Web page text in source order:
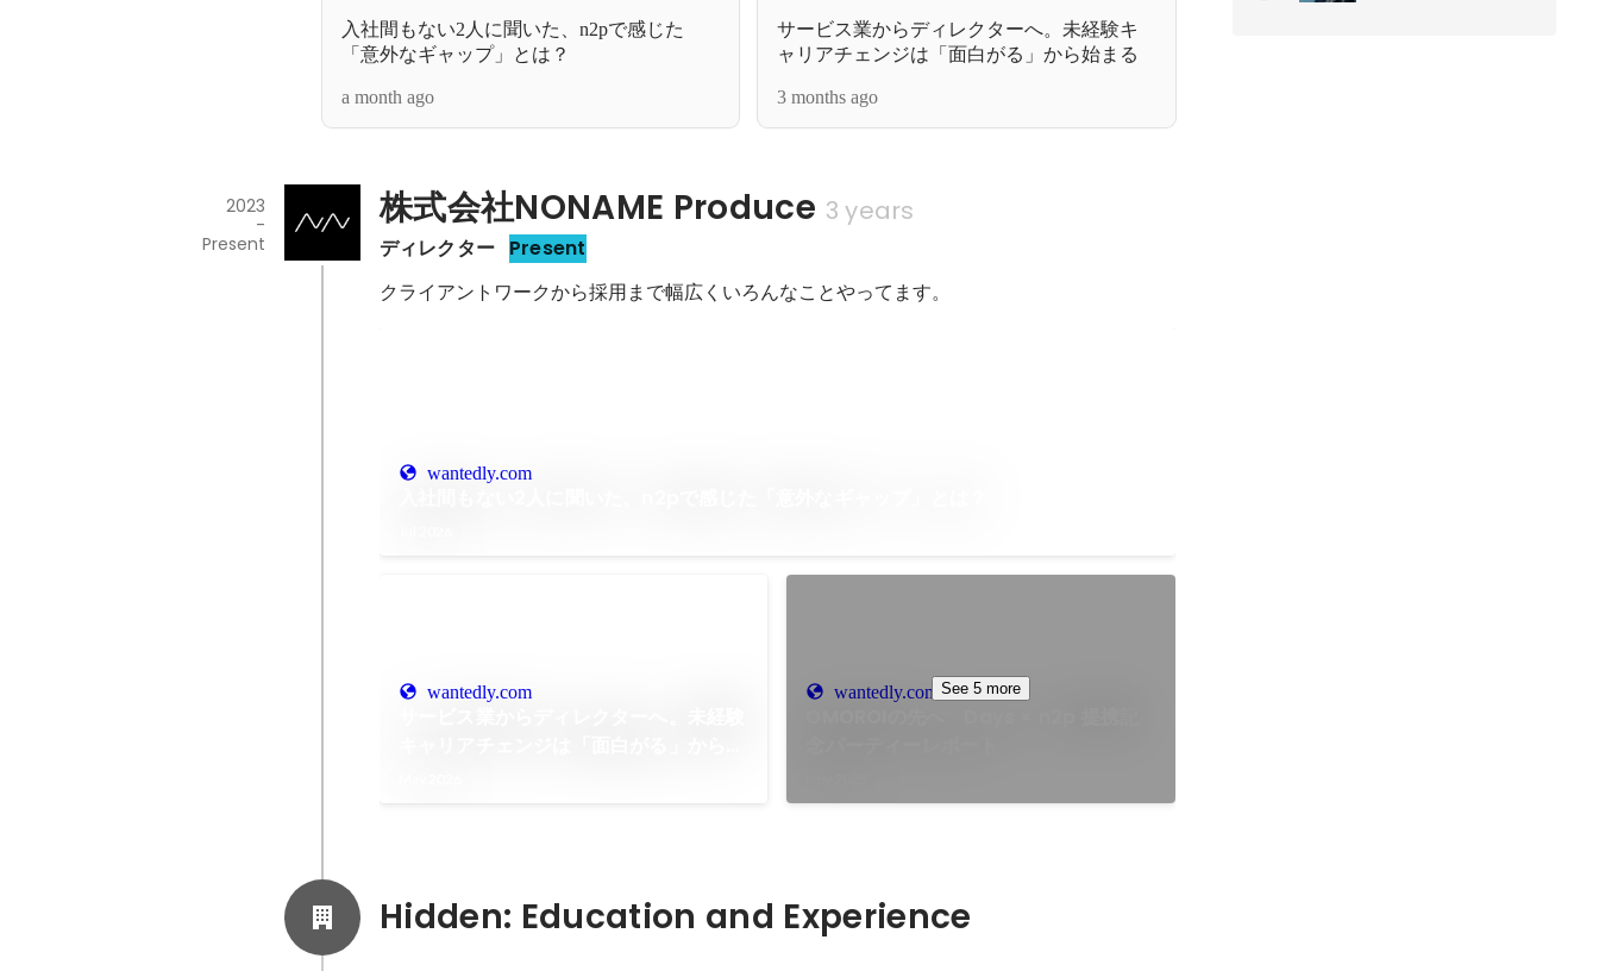
入社間もない2人に聞いた、n2pで感じた
「意外なギャップ」とは？
a month ago
サービス業からディレクターへ。未経験キ
ャリアチェンジは「面白がる」から始まる
3 months ago
株式会社NONAME Produce 3 years
ディレクター Present
2023
-
Present
クライアントワークから採用まで幅広くいろんなことやってます。
wantedly.com
wantedly.com wantedly.com See 5 more